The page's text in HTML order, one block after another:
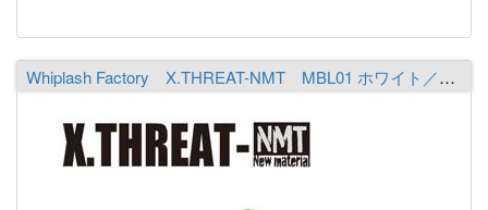
Whiplash Factory X.THREAT-NMT MBL01 ホワイト／ライムシャルト